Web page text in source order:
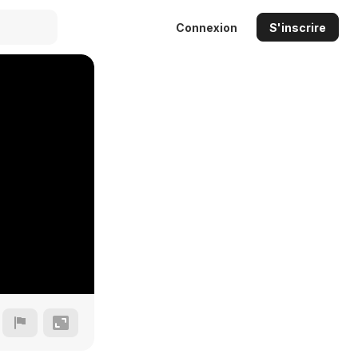
Connexion S'inscrire